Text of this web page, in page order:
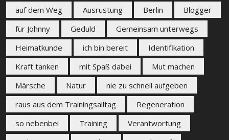
auf dem Weg Ausrüstung Berlin
Blogger
für Johnny
Geduld
Gemeinsam unterwegs
Heimatkunde
ich bin bereit
Identifikation
Kraft tanken
mit Spaß dabei
Mut machen
Märsche
Natur
nie zu schnell aufgeben
raus aus dem Trainingsalltag
Regeneration
so nebenbei
Training
Verantwortung